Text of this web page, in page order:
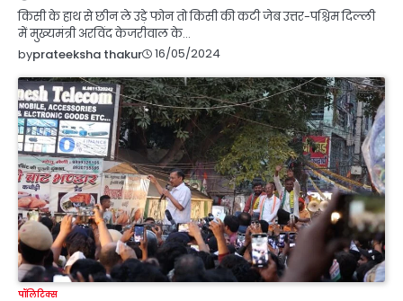
किसी के हाथ से छीन ले उड़े फोन तो किसी की कटी जेब उत्तर-पश्चिम दिल्ली
में मुख्यमंत्री अरविंद केजरीवाल के…
byprateeksha thakur 16/05/2024
पॉलिटिक्स